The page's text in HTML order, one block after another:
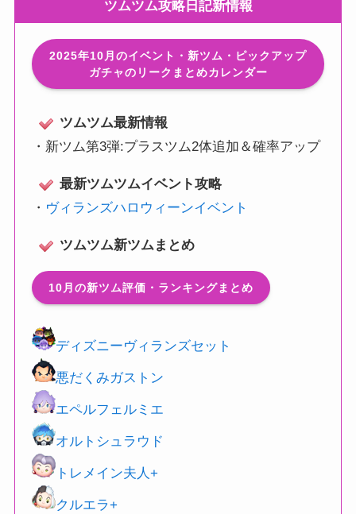
ツムツム攻略日記新情報
2025年10月のイベント・新ツム・ピックアップ
ガチャのリークまとめカレンダー
ツムツム最新情報
・ 新ツム第3弾:プラスツム2体追加＆確率アップ
最新ツムツムイベント攻略
・ ヴィランズハロウィーンイベント
ツムツム新ツムまとめ
10月の新ツム評価・ランキングまとめ
ディズニーヴィランズセット
悪だくみガストン
エペルフェルミエ
オルトシュラウド
トレメイン夫人+
クルエラ+